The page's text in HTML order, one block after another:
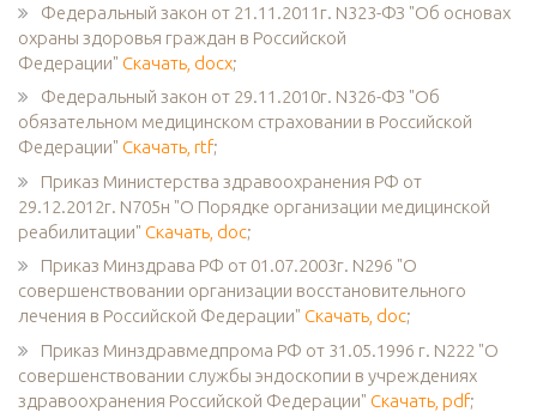
Федеральный закон от 21.11.2011г. N323-ФЗ "Об основах
охраны здоровья граждан в Российской
Федерации" Скачать, docx;
Федеральный закон от 29.11.2010г. N326-ФЗ "Об
обязательном медицинском страховании в Российской
Федерации" Скачать, rtf;
Приказ Министерства здравоохранения РФ от
29.12.2012г. N705н "О Порядке организации медицинской
реабилитации" Скачать, doc;
Приказ Минздрава РФ от 01.07.2003г. N296 "О
совершенствовании организации восстановительного
лечения в Российской Федерации" Скачать, doc;
Приказ Минздравмедпрома РФ от 31.05.1996 г. N222 "О
совершенствовании службы эндоскопии в учреждениях
здравоохранения Российской Федерации" Скачать, pdf;